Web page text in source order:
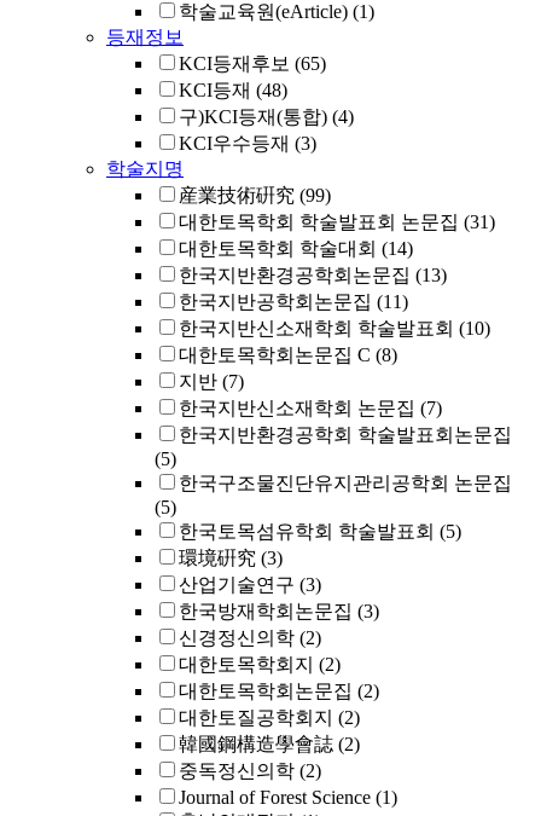
학술교육원(eArticle) (1)
등재정보
KCI등재후보 (65)
KCI등재 (48)
구)KCI등재(통합) (4)
KCI우수등재 (3)
학술지명
産業技術硏究 (99)
대한토목학회 학술발표회 논문집 (31)
대한토목학회 학술대회 (14)
한국지반환경공학회논문집 (13)
한국지반공학회논문집 (11)
한국지반신소재학회 학술발표회 (10)
대한토목학회논문집 C (8)
지반 (7)
한국지반신소재학회 논문집 (7)
한국지반환경공학회 학술발표회논문집
(5)
한국구조물진단유지관리공학회 논문집
(5)
한국토목섬유학회 학술발표회 (5)
環境硏究 (3)
산업기술연구 (3)
한국방재학회논문집 (3)
신경정신의학 (2)
대한토목학회지 (2)
대한토목학회논문집 (2)
대한토질공학회지 (2)
韓國鋼構造學會誌 (2)
중독정신의학 (2)
Journal of Forest Science (1)